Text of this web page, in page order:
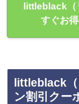
littleblack（
すぐお
littleblack
ン割引クー